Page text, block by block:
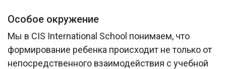
Особое окружение
Мы в CIS International School понимаем, что
формирование ребенка происходит не только от
непосредственного взаимодействия с учебной